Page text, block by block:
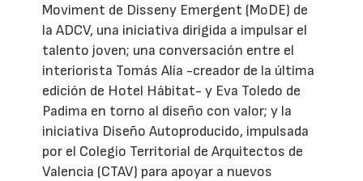
Moviment de Disseny Emergent (MoDE) de
la ADCV, una iniciativa dirigida a impulsar el
talento joven; una conversación entre el
interiorista Tomás Alía -creador de la última
edición de Hotel Hábitat- y Eva Toledo de
Padima en torno al diseño con valor; y la
iniciativa Diseño Autoproducido, impulsada
por el Colegio Territorial de Arquitectos de
Valencia (CTAV) para apoyar a nuevos